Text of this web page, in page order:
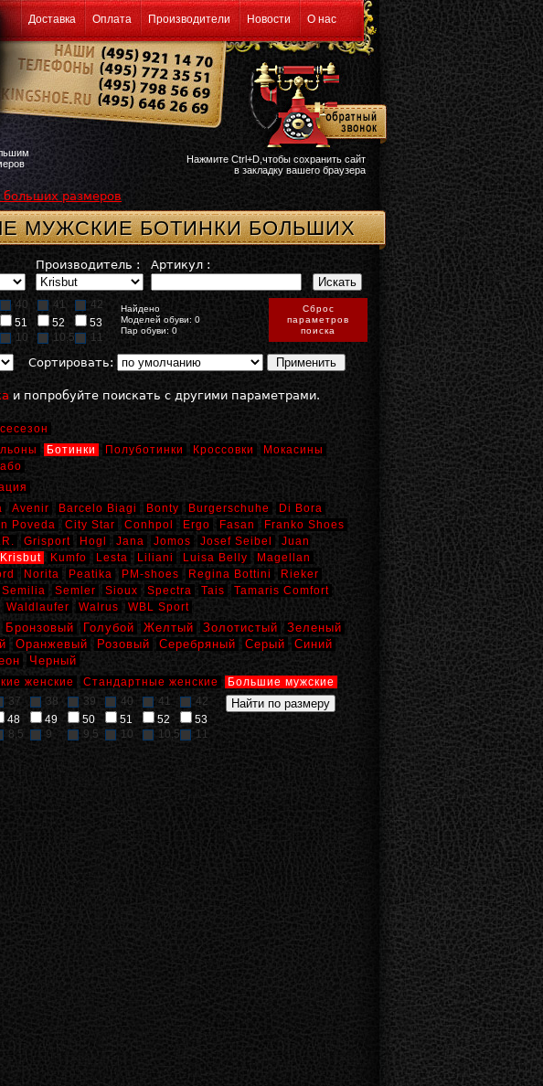
Доставка Оплата Производители Новости О нас
Нажмите Ctrl+D,чтобы сохранить сайт
в закладку вашего браузера
размеров
МУЖСКИЕ БОТИНКИ БОЛЬШИХ
Производитель : Артикул :
40 41
42
51 52
53
10 10,5 11
Найдено
Моделей обуви: 0
Пар обуви: 0
Сброс
параметров
поиска
Сортировать:
и попробуйте поискать с другими параметрами.
Ботинки Полуботинки Кроссовки
Мокасины
Avenir Barcelo Biagi Bonty Burgerschuhe
Di Bora
Poveda City Star Conhpol Ergo Fasan
Franko Shoes
Grisport Hogl Jana Jomos Josef Seibel
Juan
Krisbut Kumfo Lesta Liliani Luisa Belly
Magellan
Norita Peatika PM-shoes Regina Bottini
Rieker
Semilia Semler Sioux Spectra Tais
Tamaris Comfort
Waldlaufer Walrus WBL Sport
Бронзовый Голубой Желтый Золотистый
Зеленый
Оранжевый Розовый Серебряный Серый
Синий
Черный
женские Стандартные женские Большие мужские
37 38 39 40 41
42
48 49 50 51 52
53
8,5 9 9,5 10 10,5 11